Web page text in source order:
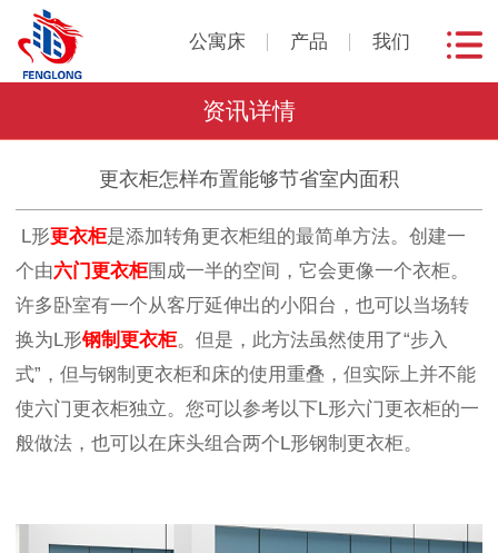
公寓床 产品 我们
资讯详情
更衣柜怎样布置能够节省室内面积
L形更衣柜是添加转角更衣柜组的最简单方法。创建一
个由六门更衣柜围成一半的空间，它会更像一个衣柜。
许多卧室有一个从客厅延伸出的小阳台，也可以当场转
换为L形钢制更衣柜。但是，此方法虽然使用了“步入
式”，但与钢制更衣柜和床的使用重叠，但实际上并不能
使六门更衣柜独立。您可以参考以下L形六门更衣柜的一
般做法，也可以在床头组合两个L形钢制更衣柜。